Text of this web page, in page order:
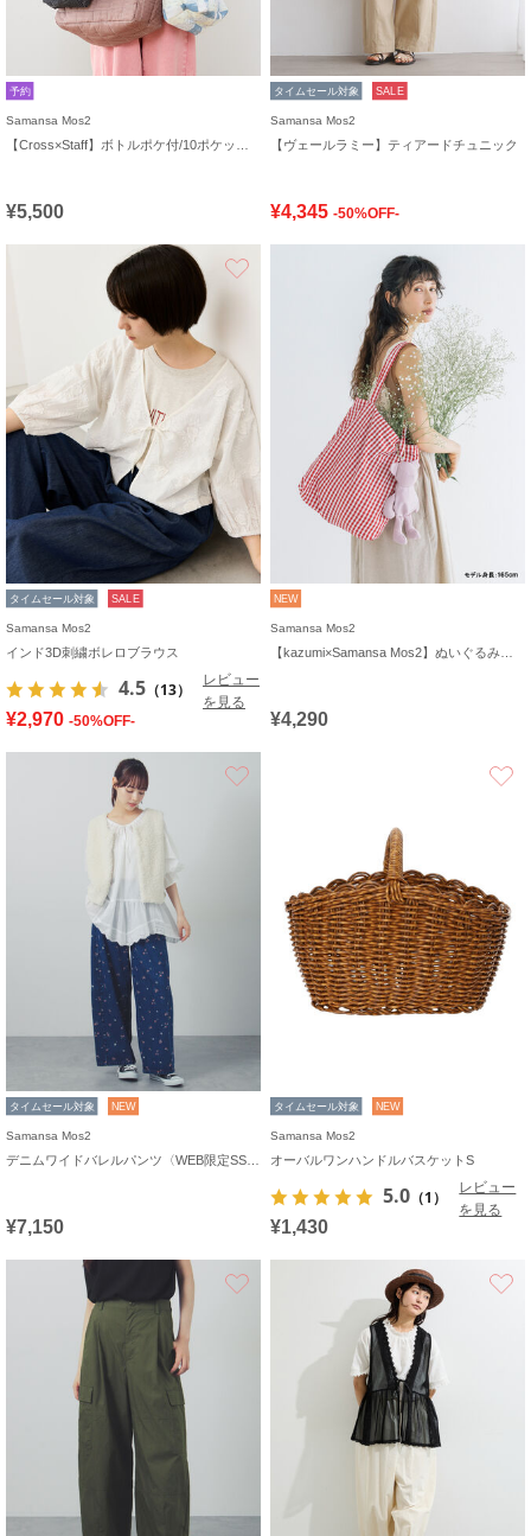
予約
Samansa Mos2
¥5,500
タイムセール対象 SALE
Samansa Mos2
【ヴェールラミー】ティアードチュニック
¥4,345 -50%OFF-
タイムセール対象 SALE
Samansa Mos2
インド3D刺繍ボレロブラウス
4.5 （13）
レビュー
を見る
¥2,970 -50%OFF-
NEW
Samansa Mos2
¥4,290
タイムセール対象 NEW
Samansa Mos2
¥7,150
タイムセール対象 NEW
Samansa Mos2
オーバルワンハンドルバスケットS
5.0 （1）
レビュー
を見る
¥1,430